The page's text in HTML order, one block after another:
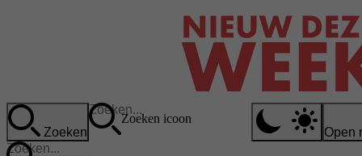
Zoeken
Zoeken icoon
Open